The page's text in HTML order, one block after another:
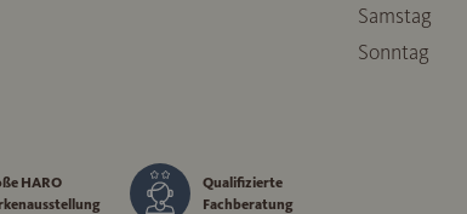
Samstag
Sonntag
HARO
Qualifizierte
Fachberatung